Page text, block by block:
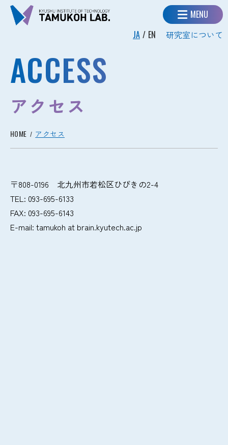
EN
JA 研究室について
MENU
ACCESS
アクセス
HOME アクセス
〒808-0196 北九州市若松区ひびきの2-4
TEL: 093-695-6133
FAX: 093-695-6143
E-mail: tamukoh at brain.kyutech.ac.jp